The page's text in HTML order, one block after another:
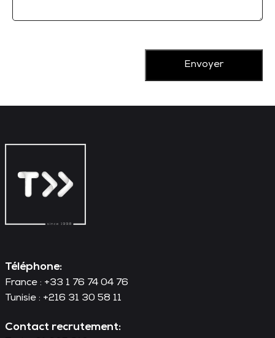
Téléphone:
France : +33 1 76 74 04 76
Tunisie : +216 31 30 58 11
Contact recrutement: